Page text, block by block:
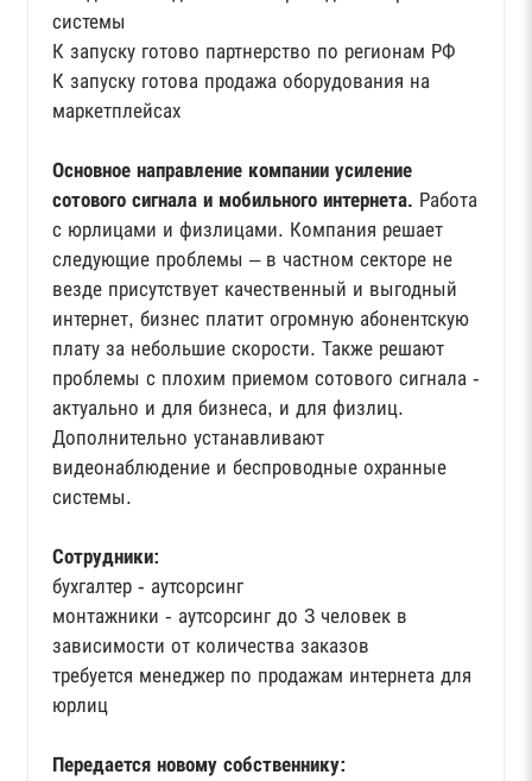
системы
К запуску готово партнерство по регионам РФ
К запуску готова продажа оборудования на
маркетплейсах
Основное направление компании усиление
сотового сигнала и мобильного интернета. Работа
с юрлицами и физлицами. Компания решает
следующие проблемы – в частном секторе не
везде присутствует качественный и выгодный
интернет, бизнес платит огромную абонентскую
плату за небольшие скорости. Также решают
проблемы с плохим приемом сотового сигнала -
актуально и для бизнеса, и для физлиц.
Дополнительно устанавливают
видеонаблюдение и беспроводные охранные
системы.
Сотрудники:
бухгалтер - аутсорсинг
монтажники - аутсорсинг до 3 человек в
зависимости от количества заказов
требуется менеджер по продажам интернета для
юрлиц
Передается новому собственнику: